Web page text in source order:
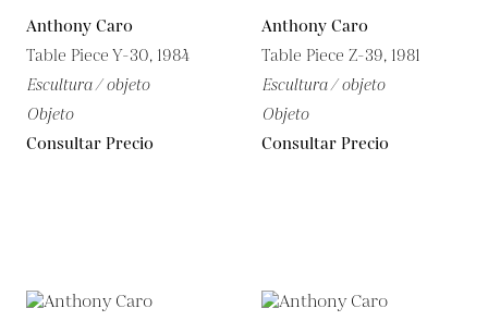
Anthony Caro
Table Piece Y-30, 1984
Escultura / objeto
Objeto
Consultar Precio
Anthony Caro
Table Piece Z-39, 1981
Escultura / objeto
Objeto
Consultar Precio